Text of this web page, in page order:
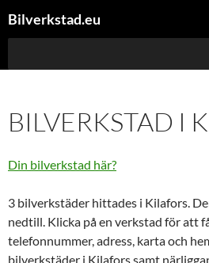
tillBilverkstad.eu
BILVERKSTAD I
Din bilverkstad här?
3 bilverkstäder hittades i Kilafors.
nedtill. Klicka på en verkstad för att
telefonnummer, adress, karta och
bilverkstäder i Kilafors samt